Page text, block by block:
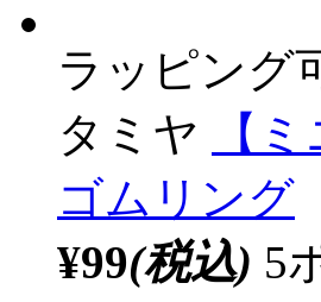
ラッピング
タミヤ
【
ゴムリング
¥99(税込) 5